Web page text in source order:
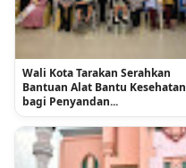
Wali Kota Tarakan Serahkan
Bantuan Alat Bantu Kesehatan
bagi Penyandan...